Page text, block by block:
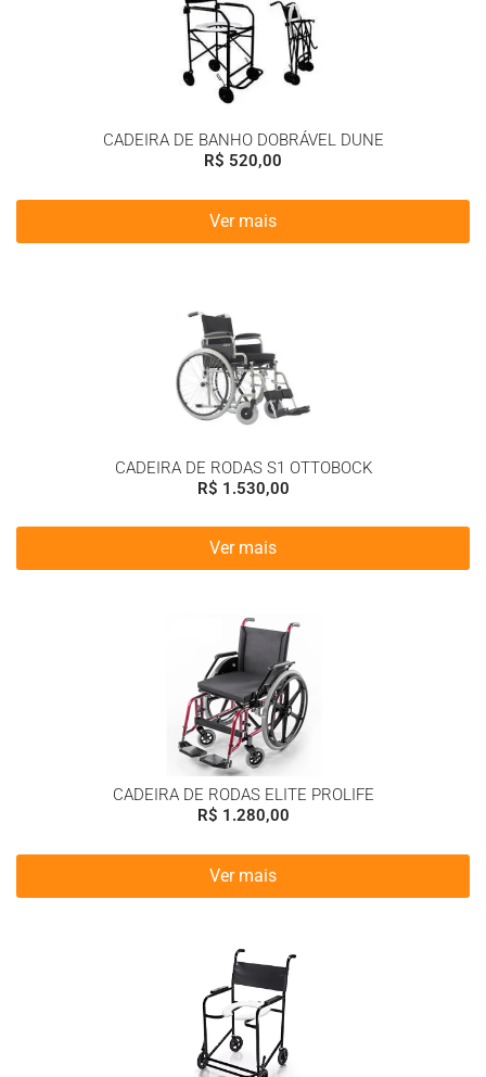
CADEIRA DE BANHO DOBRÁVEL DUNE
R$ 520,00
Ver mais
CADEIRA DE RODAS S1 OTTOBOCK
R$ 1.530,00
Ver mais
CADEIRA DE RODAS ELITE PROLIFE
R$ 1.280,00
Ver mais